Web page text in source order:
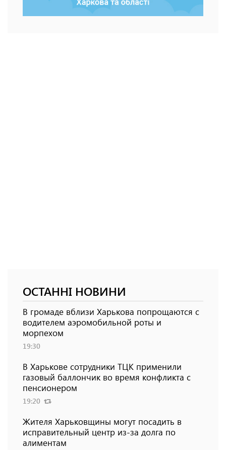
ОСТАННІ НОВИНИ
В громаде вблизи Харькова попрощаются с
водителем аэромобильной роты и
морпехом
19:30
В Харькове сотрудники ТЦК применили
газовый баллончик во время конфликта с
пенсионером
19:20
Жителя Харьковщины могут посадить в
исправительный центр из-за долга по
алиментам